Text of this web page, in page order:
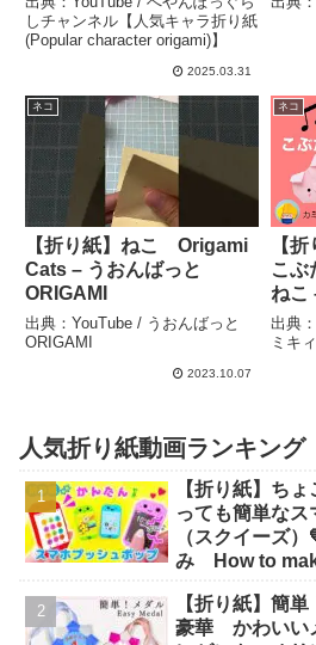
オン #折り紙 #ネコ #へや
んぽっぐらし – へやんぽっ
ぐらしチャンネル【人気キ
ャラ折り紙(Popular
character origami)】
しチャンネル【人気キャラ折り紙
(Popular character origami)】
2025.03.31
ネコ
【折り紙】ねこ Origami
Cats – うおんばっと
ORIGAMI
出典：YouTube / うおんばっと
ORIGAMI
2023.10.07
ネコ
【
こぶ
ねこ
ィ
出典
ミキ
人気折り紙動画ランキング
【折り紙】ち
っても簡単な
（スクイーズ
み How to
【折り紙】簡
豪華 かわいい